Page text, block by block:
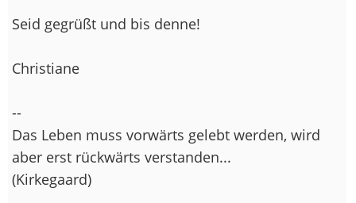
Seid gegrüßt und bis denne!
Christiane
--
Das Leben muss vorwärts gelebt werden, wird
aber erst rückwärts verstanden...
(Kirkegaard)